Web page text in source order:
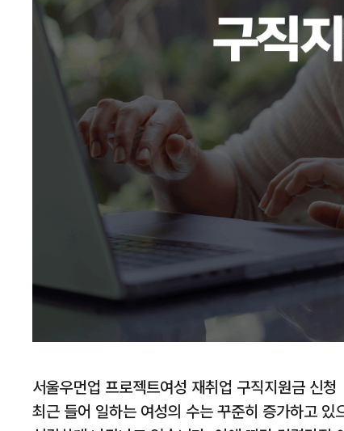
서울우먼업 프로젝트여성 재취업 구직지원금 신청
최근 들어 일하는 여성의 수는 꾸준히 증가하고